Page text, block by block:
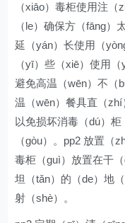
（xiāo）毒柜使用注
（le）确保方（fāng
延（yán）长使用（
（yī）些（xiē）使用
避免高温（wēn）不（
温（wēn）餐具直（zhí
以免损坏消毒（dú）
（gòu）。pp2 放置（
毒柜（guì）放置在干
坦（tǎn）的（de）地
射（shè）。